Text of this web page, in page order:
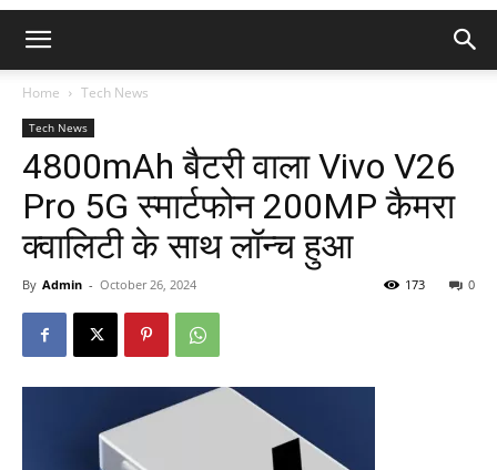
Home Tech News
Tech News
4800mAh बैटरी वाला Vivo V26
Pro 5G स्मार्टफोन 200MP कैमरा
क्वालिटी के साथ लॉन्च हुआ
By Admin - October 26, 2024 0
173